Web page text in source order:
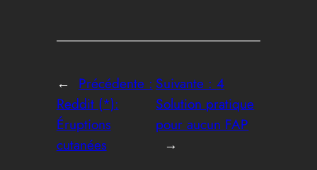
← Précédente :
Reddit (*):
Éruptions
cutanées
Suivante :4
Solution pratique
pour aucun FAP
→